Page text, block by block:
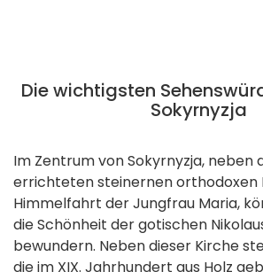
Die wichtigsten
Sokyrnyzja
Im Zentrum von Sokyrnyzja, neben
errichteten steinernen orthodoxen
Himmelfahrt der Jungfrau Maria,
die Schönheit der gotischen
bewundern. Neben dieser Kirche
die im XIX. Jahrhundert aus Holz